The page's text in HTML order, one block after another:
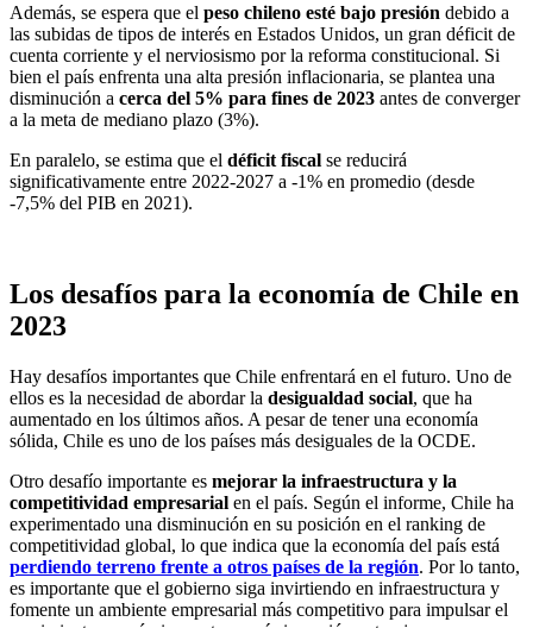
Además, se espera que el peso chileno esté bajo presión debido a
las subidas de tipos de interés en Estados Unidos, un gran déficit de
cuenta corriente y el nerviosismo por la reforma constitucional. Si
bien el país enfrenta una alta presión inflacionaria, se plantea una
disminución a cerca del 5% para fines de 2023 antes de converger
a la meta de mediano plazo (3%).
En paralelo, se estima que el déficit fiscal se reducirá
significativamente entre 2022-2027 a -1% en promedio (desde
-7,5% del PIB en 2021).
Los desafíos para la economía de Chile en
2023
Hay desafíos importantes que Chile enfrentará en el futuro. Uno de
ellos es la necesidad de abordar la desigualdad social, que ha
aumentado en los últimos años. A pesar de tener una economía
sólida, Chile es uno de los países más desiguales de la OCDE.
Otro desafío importante es mejorar la infraestructura y la
competitividad empresarial en el país. Según el informe, Chile ha
experimentado una disminución en su posición en el ranking de
competitividad global, lo que indica que la economía del país está
perdiendo terreno frente a otros países de la región. Por lo tanto,
es importante que el gobierno siga invirtiendo en infraestructura y
fomente un ambiente empresarial más competitivo para impulsar el